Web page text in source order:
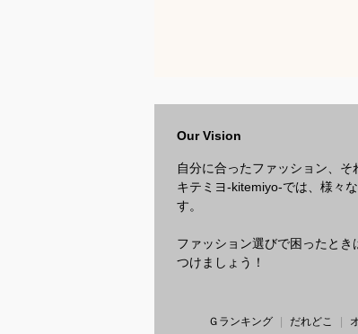
Our Vision
自分に合ったファッション、
キテミヨ-kitemiyo-では、様々
す。
ファッション選びで困ったと
つけましょう！
Ｇランキング だれどこ